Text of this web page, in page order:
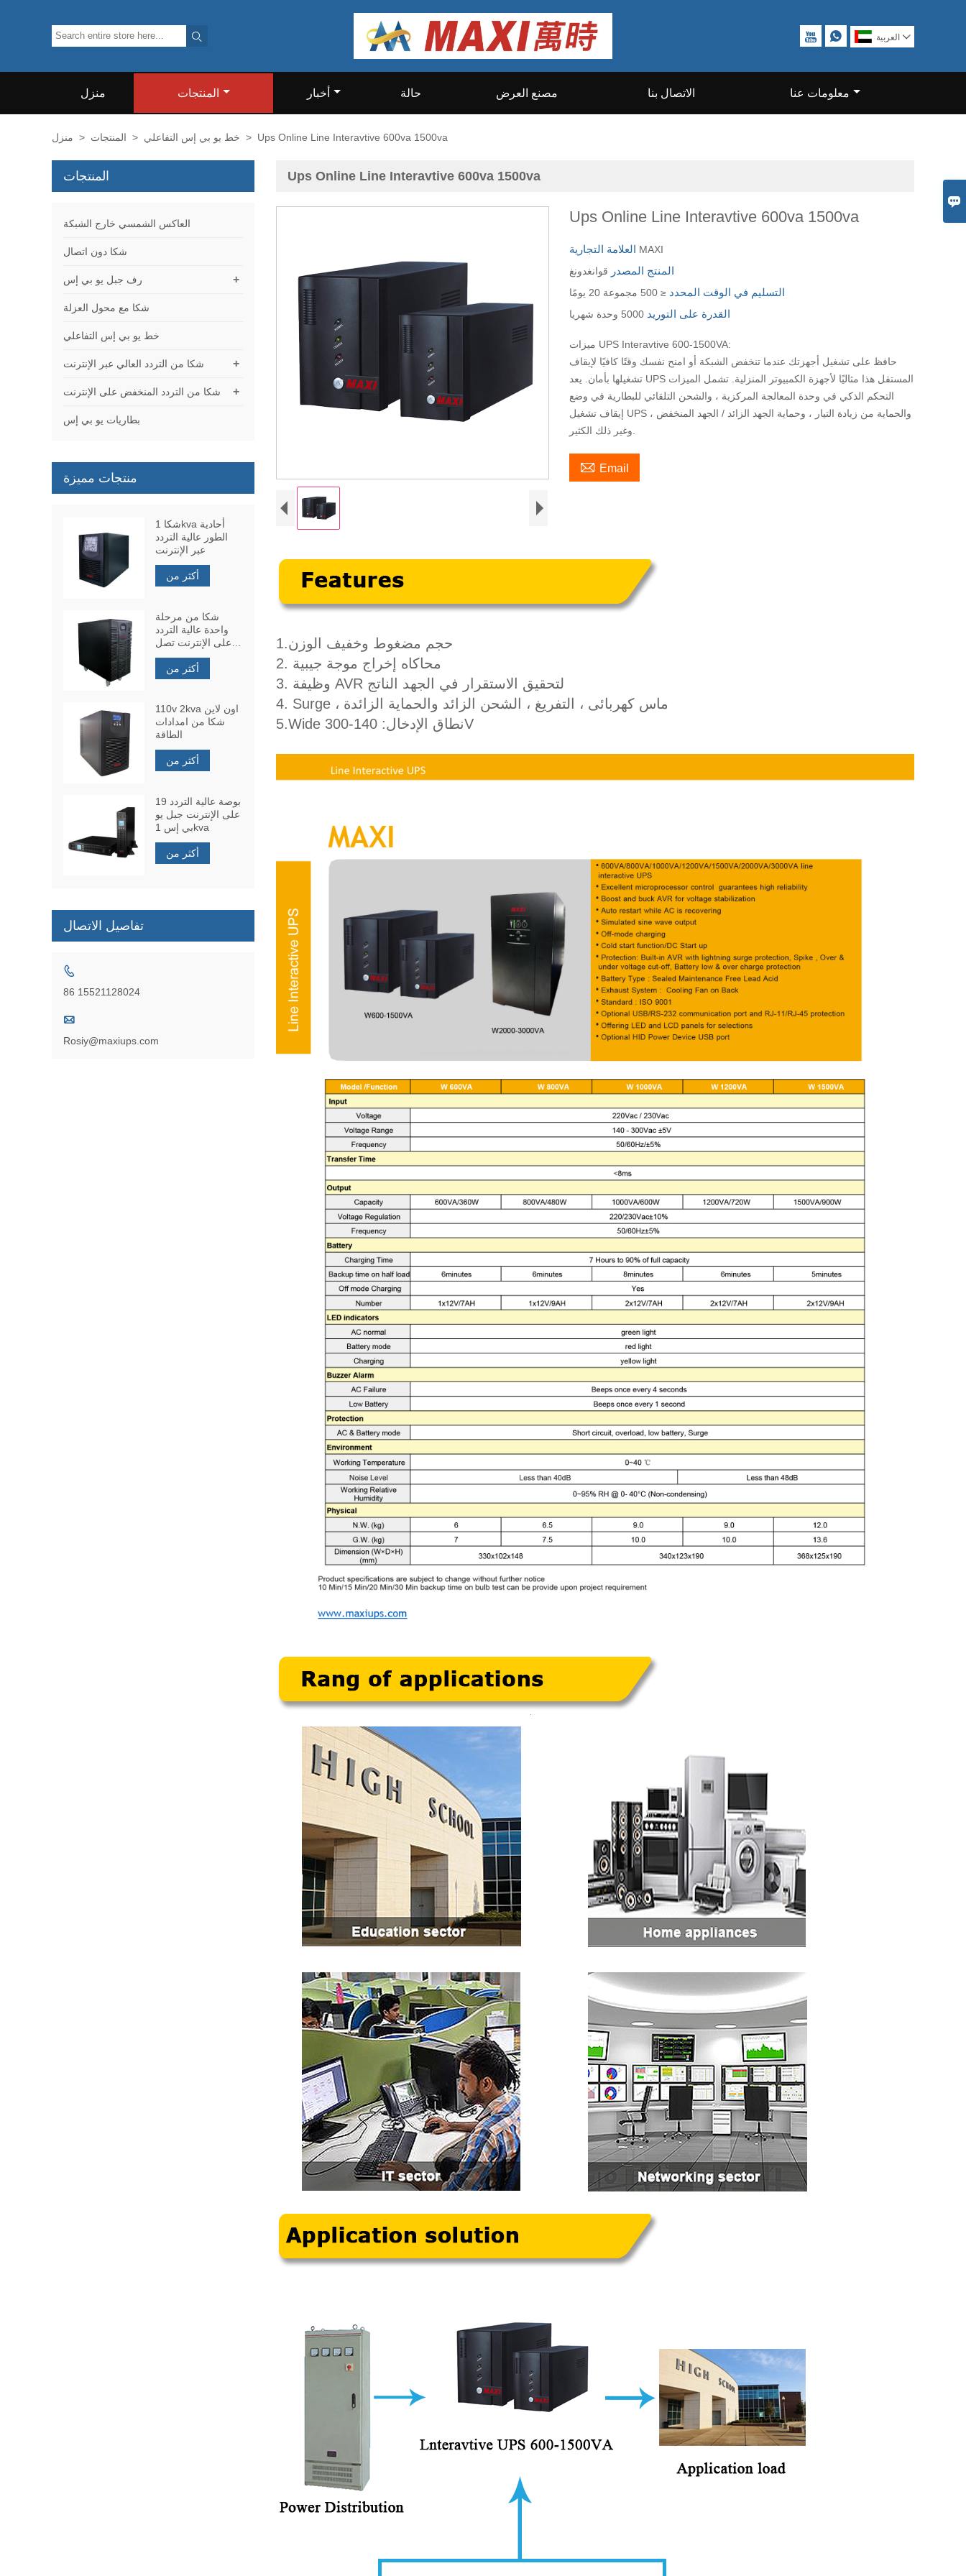

   العربية 
منزل المنتجات أخبار حالة مصنع العرض الاتصال بنا معلومات عنا
منزل > المنتجات > خط يو بي إس التفاعلي > Ups Online Line Interavtive 600va 1500va
Ups Online Line Interavtive 600va 1500va
Ups Online Line Interavtive 600va 1500va
MAXI
المنتج المصدر قوانغدونغ
التسليم في الوقت المحدد ≤ 500 مجموعة 20 يومًا
القدرة على التوريد 5000 وحدة شهريا
ميزات UPS Interavtive 600-1500VA:
حافظ على تشغيل أجهزتك عندما تنخفض الشبكة أو امنح نفسك وقتًا كافيًا لإيقاف
تشغيلها بأمان. يعد UPS المستقل هذا مثاليًا لأجهزة الكمبيوتر المنزلية. تشمل الميزات
التحكم الذكي في وحدة المعالجة المركزية ، والشحن التلقائي للبطارية في وضع
إيقاف تشغيل UPS ، والحماية من زيادة التيار ، وحماية الجهد الزائد / الجهد المنخفض
 Email
1.حجم مضغوط وخفيف الوزن
2. محاكاه إخراج موجة جيبية
3. وظيفة AVR لتحقيق الاستقرار في الجهد الناتج
4. Surge ، ماس كهربائى ، التفريغ ، الشحن الزائد والحماية الزائدة
5.Wide نطاق الإدخال: 140-300V
المنتجات
العاكس الشمسي خارج الشبكة
شكا دون اتصال
+ رف جبل يو بي إس
شكا مع محول العزلة
خط يو بي إس التفاعلي
+ شكا من التردد العالي عبر الإنترنت
+ شكا من التردد المنخفض على الإنترنت
بطاريات يو بي إس
منتجات مميزة
شكا 1kva أحادية
الطور عالية التردد
عبر الإنترنت
أكثر من
شكا من مرحلة
واحدة عالية التردد
على الإنترنت تصل
إلى 6 كيلو فولت
أمبيرأكثر من
110v 2kva اون لاين
شكا من امدادات
الطاقة
أكثر من
19 بوصة عالية التردد
على الإنترنت جبل يو
بي إس 1kva
أكثر من
تفاصيل الاتصال

86 15521128024

Rosiy@maxiups.com